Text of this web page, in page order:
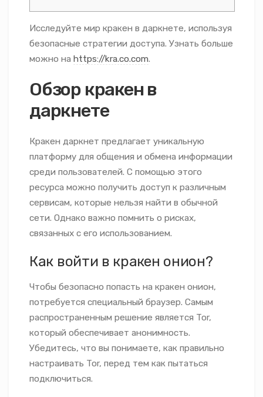
Исследуйте мир кракен в даркнете, используя
безопасные стратегии доступа. Узнать больше
можно на https://kra.co.com.
Обзор кракен в
даркнете
Кракен даркнет предлагает уникальную
платформу для общения и обмена информации
среди пользователей. С помощью этого
ресурса можно получить доступ к различным
сервисам, которые нельзя найти в обычной
сети. Однако важно помнить о рисках,
связанных с его использованием.
Как войти в кракен онион?
Чтобы безопасно попасть на кракен онион,
потребуется специальный браузер. Самым
распространенным решение является Tor,
который обеспечивает анонимность.
Убедитесь, что вы понимаете, как правильно
настраивать Tor, перед тем как пытаться
подключиться.